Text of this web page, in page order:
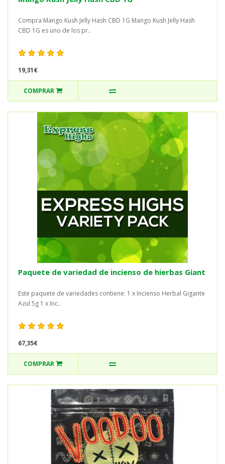
Compra Mango Kush Jelly Hash CBD 1G Mango Kush Jelly Hash
CBD 1G es uno de los pr..
19,31€
COMPRAR
Paquete de variedad de incienso de hierbas Giant
Este paquete de variedades contiene: 1 x Incienso Herbal Gigante
Azul 5g 1 x Inc..
67,35€
COMPRAR